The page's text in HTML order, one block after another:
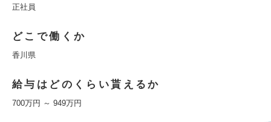
正社員
どこで働くか
香川県
給与はどのくらい貰えるか
700万円 ～ 949万円